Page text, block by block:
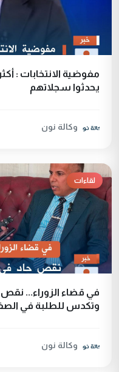
مفوضية الانتخابات :
يحدثوا سجلاتهم
وكالة نون
لقاءات
في قضاء الزوراء... نقص
وتكدس للطلبة في
وكالة نون